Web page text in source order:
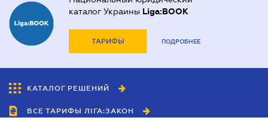
каталог Украины Liga:BOOK
ТАРИФЫ ПОДРОБНЕЕ
КАТАЛОГ РЕШЕНИЙ
ВСЕ ТАРИФЫ ЛІГА:ЗАКОН